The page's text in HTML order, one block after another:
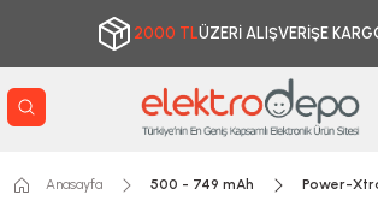
2000 TLÜZERİ ALIŞVERİŞE
Anasayfa 500 - 749 mAh Power-